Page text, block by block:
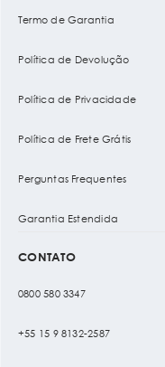
Termo de Garantia
Política de Devolução
Política de Privacidade
Política de Frete Grátis
Perguntas Frequentes
Garantia Estendida
CONTATO
0800 580 3347
+55 15 9 8132-2587